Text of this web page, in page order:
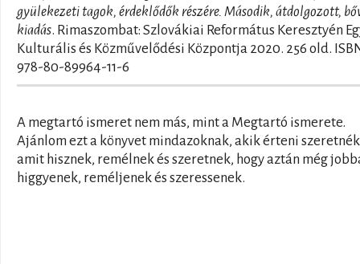
gyülekezeti tagok, érdeklődők részére. Második, átdolgozott,
kiadás. Rimaszombat: Szlovákiai Református Keresztyén
Kulturális és Közművelődési Központja 2020. 256 old.
978-80-89964-11-6
A megtartó ismeret nem más, mint a Megtartó ismerete.
Ajánlom ezt a könyvet mindazoknak, akik érteni
amit hisznek, remélnek és szeretnek, hogy aztán még
higgyenek, reméljenek és szeressenek.